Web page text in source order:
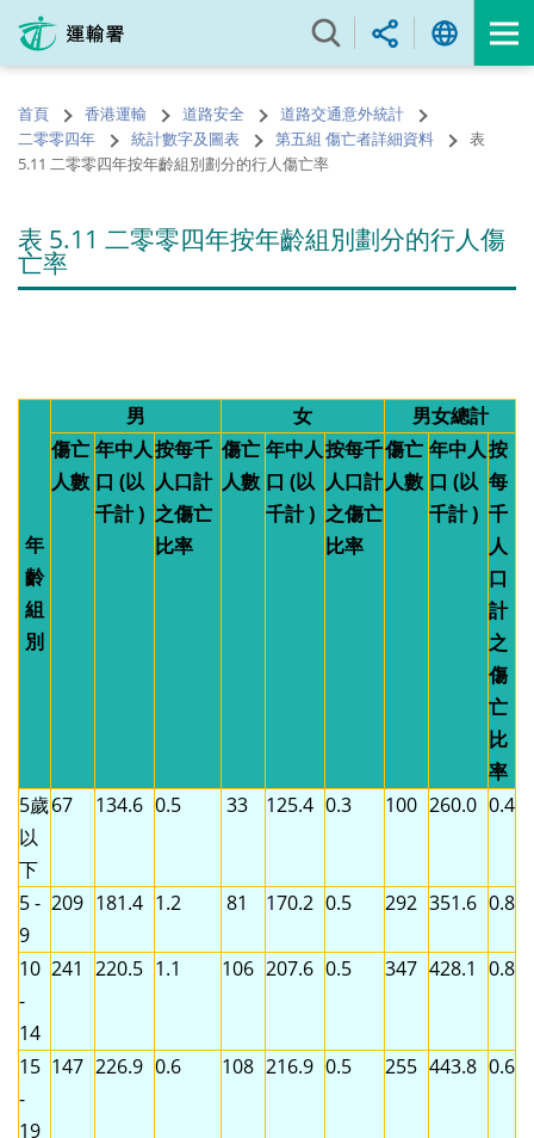
內
的
開
首頁 香港運輸 道路安全
道路交通意外統計
二零零四年
統計數字及圖表 第五組 傷亡者詳細資料
表
5.11 二零零四年按年齡組別劃分的行人傷亡率
表 5.11 二零零四年按年齡組別劃分的行人傷
亡率
年
齡
組
別
男 女
男女總計
傷亡
人數
年中人
口 (以
千計 )
按每千
人口計
之傷亡
比率
傷亡
人數
年中人
口 (以
千計 )
按每千
人口計
之傷亡
比率
傷亡
人數
年中人
口 (以
千計 )
按
每
千
人
口
計
之
傷
亡
比
率
5歲
以
下
67 134.6 0.5 33 125.4 0.3 100 260.0 0.4
5 -
9
209 181.4 1.2 81 170.2 0.5 292 351.6 0.8
10
-
14
241 220.5 1.1 106 207.6 0.5 347 428.1 0.8
15
-
19
147 226.9 0.6 108 216.9 0.5 255 443.8 0.6